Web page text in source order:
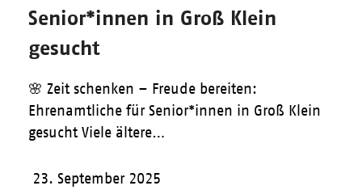
Senior*innen in Groß Klein
gesucht
🌸 Zeit schenken – Freude bereiten:
Ehrenamtliche für Senior*innen in Groß Klein
gesucht Viele ältere…
23. September 2025